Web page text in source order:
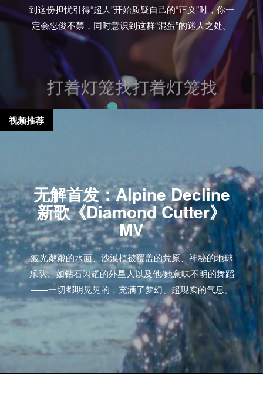
到这份担忧引得“超人”开始质疑自己的“正义”时，你一
定会忍俊不禁，同时意识到这群“混蛋”的迷人之处。
无解首发：Alpine Decline
新歌《Diamond Cutter》
MV
波光粼粼的水面、沙漠植被覆盖的荒原、神秘的地球
乐队、如钻石闪耀的外星人以及他/她意味不明的舞蹈
——一切都明晃晃的，充满了梦幻、超现实的气息。
视频推荐